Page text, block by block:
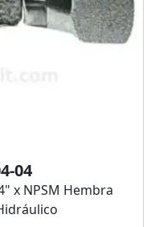
04
x NPSM Hembra